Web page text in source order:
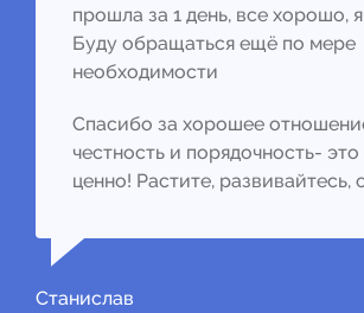
прошла за 1 день, все хорошо,
Буду обращаться ещё по мере
необходимости
Спасибо за хорошее
честность и порядочность-
ценно! Растите, развивайтесь,
Станислав